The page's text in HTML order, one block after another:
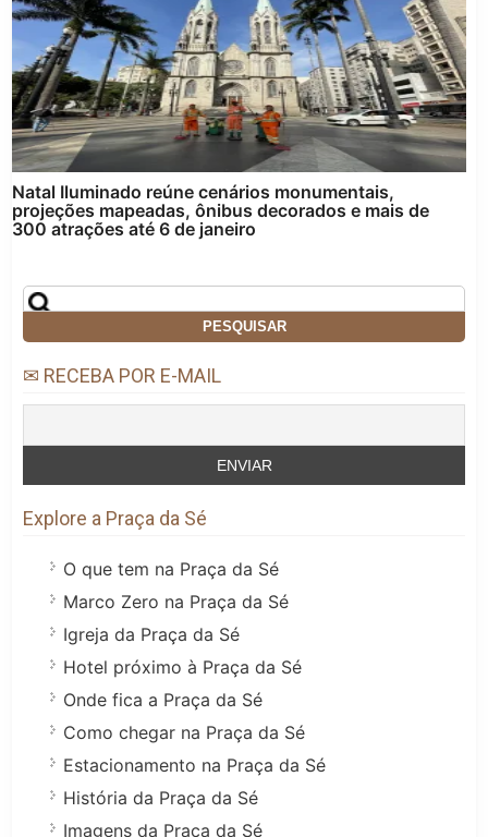
Natal Iluminado reúne cenários monumentais,
projeções mapeadas, ônibus decorados e mais de
300 atrações até 6 de janeiro
✉ RECEBA POR E-MAIL
Explore a Praça da Sé
O que tem na Praça da Sé
Marco Zero na Praça da Sé
Igreja da Praça da Sé
Hotel próximo à Praça da Sé
Onde fica a Praça da Sé
Como chegar na Praça da Sé
Estacionamento na Praça da Sé
História da Praça da Sé
Imagens da Praça da Sé